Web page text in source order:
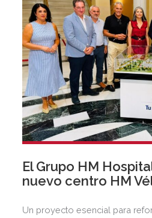
El Grupo HM
nuevo centro HM
Un proyecto esencial para